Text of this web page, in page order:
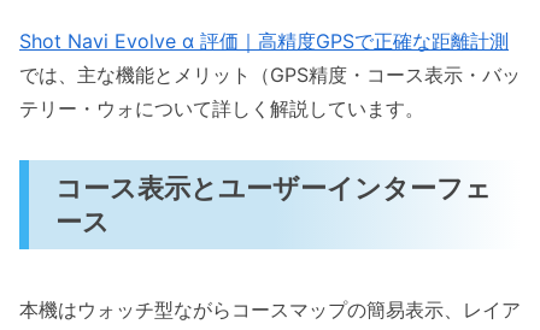
Shot Navi Evolve α 評価｜高精度GPSで正確な距離計測
では、主な機能とメリット（GPS精度・コース表示・バッ
テリー・ウォについて詳しく解説しています。
コース表示とユーザーインターフェ
ース
本機はウォッチ型ながらコースマップの簡易表示、レイア